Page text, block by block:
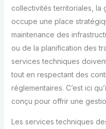
collectivités territoriales, la
occupe une place
maintenance des
ou de la planification des
services techniques
tout en respectant des
réglementaires. C’est ici
conçu pour offrir une
Les services techniques